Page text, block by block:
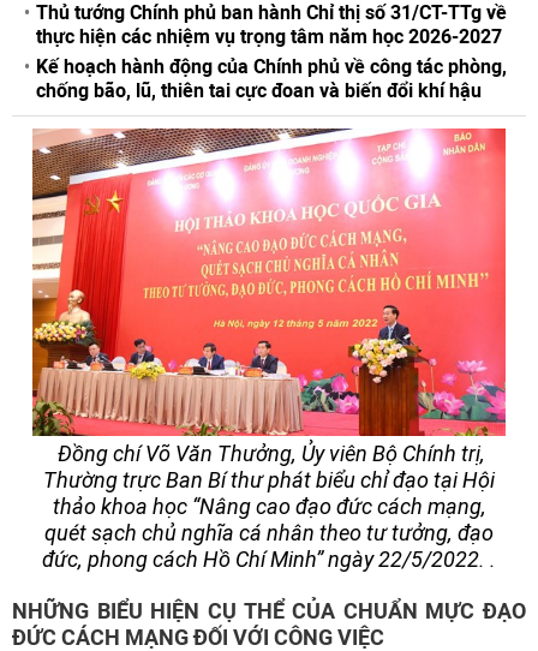
Thủ tướng Chính phủ ban hành Chỉ thị số 31/CT-TTg về
thực hiện các nhiệm vụ trọng tâm năm học 2026-2027
Kế hoạch hành động của Chính phủ về công tác phòng,
chống bão, lũ, thiên tai cực đoan và biến đổi khí hậu
Đồng chí Võ Văn Thưởng, Ủy viên Bộ Chính trị,
Thường trực Ban Bí thư phát biểu chỉ đạo tại Hội
thảo khoa học “Nâng cao đạo đức cách mạng,
quét sạch chủ nghĩa cá nhân theo tư tưởng, đạo
đức, phong cách Hồ Chí Minh” ngày 22/5/2022. .
NHỮNG BIỂU HIỆN CỤ THỂ CỦA CHUẨN MỰC ĐẠO
ĐỨC CÁCH MẠNG ĐỐI VỚI CÔNG VIỆC